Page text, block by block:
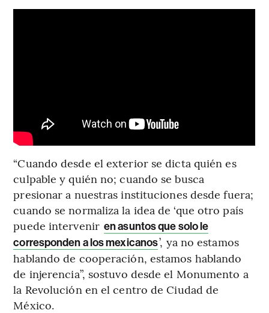
“Cuando desde el exterior se dicta quién es
culpable y quién no; cuando se busca
presionar a nuestras instituciones desde fuera;
cuando se normaliza la idea de ‘que otro país
puede intervenir en asuntos que solo le
corresponden a los mexicanos’, ya no estamos
hablando de cooperación, estamos hablando
de injerencia”, sostuvo desde el Monumento a
la Revolución en el centro de Ciudad de
México.